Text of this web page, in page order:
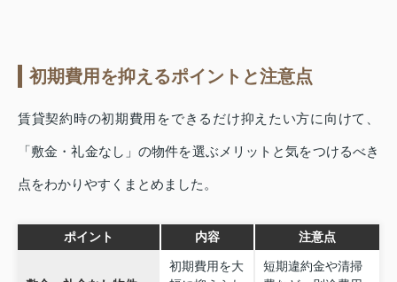
初期費用を抑えるポイントと注意点
賃貸契約時の初期費用をできるだけ抑えたい方に向けて、
「敷金・礼金なし」の物件を選ぶメリットと気をつけるべき
点をわかりやすくまとめました。
ポイント 内容 注意点
初期費用を大
短期違約金や清掃